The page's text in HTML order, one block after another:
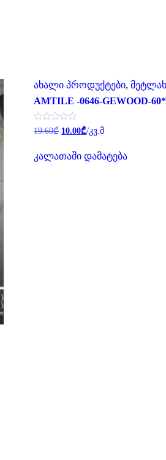
ახალი პროდუქტები,
AMTILE -0646-GEWOOD-
შეფასება
0
5-
დან
19.60₾ Original
19.60₾.
10.00₾Current
price
10.00₾.
/კვ.მ
კალათაში დამატება